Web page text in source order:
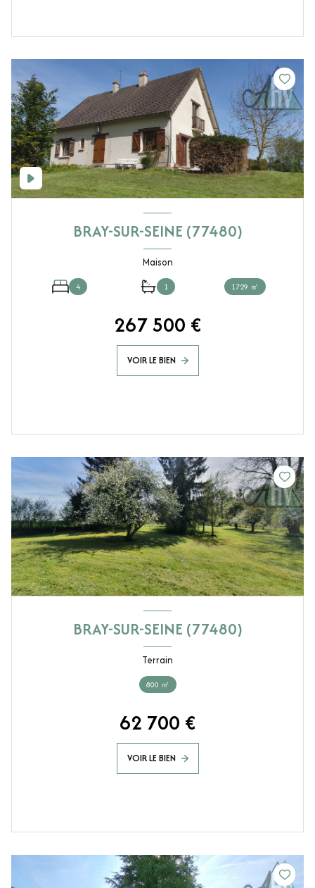
BRAY-SUR-SEINE (77480)
Maison
4 1 1729 ㎡
267 500 €
VOIR LE BIEN
BRAY-SUR-SEINE (77480)
Terrain
800 ㎡
62 700 €
VOIR LE BIEN